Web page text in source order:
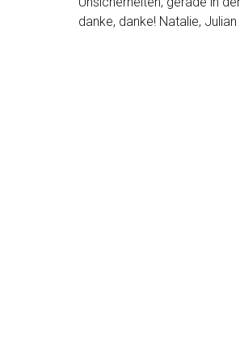
danke, danke! Natalie, Julian